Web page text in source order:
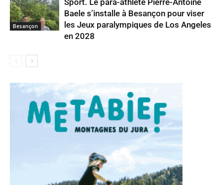
Besançon
Sport. Le para-athlète Pierre-Antoine
Baele s’installe à Besançon pour viser
les Jeux paralympiques de Los Angeles
en 2028